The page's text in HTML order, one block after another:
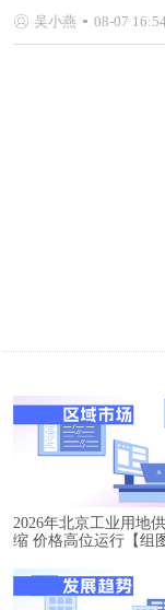
吴小燕 08-07 16:54
2026年北京工业用地
缩 价格高位运行【组